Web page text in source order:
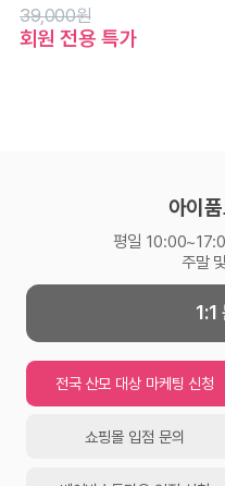
39,000원
회원 전용 특가
아이
평일
주말
1:1
전국 산모 대상 마케팅 신청
쇼핑몰 입점 문의